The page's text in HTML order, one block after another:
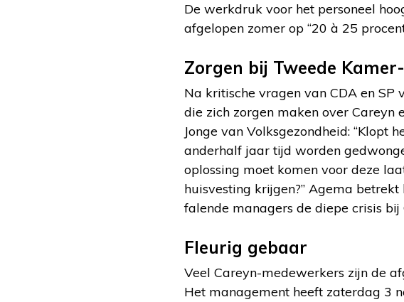
De werkdruk voor het personeel
afgelopen zomer op “20 à 25
Zorgen bij Tweede
Na kritische vragen van CDA en
die zich zorgen maken over
Jonge van Volksgezondheid:
anderhalf jaar tijd worden
oplossing moet komen voor deze
huisvesting krijgen?” Agema
falende managers de diepe crisis bij
Fleurig gebaar
Veel Careyn-medewerkers zijn de
Het management heeft zaterdag 3